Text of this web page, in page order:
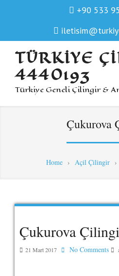
+90 533
TÜRKIYE
4440193
Türkiye Geneli Çilingir &
Çukurova
Home› Açil Çilingir›
Çukurova
21 Mart 2017 No Comments